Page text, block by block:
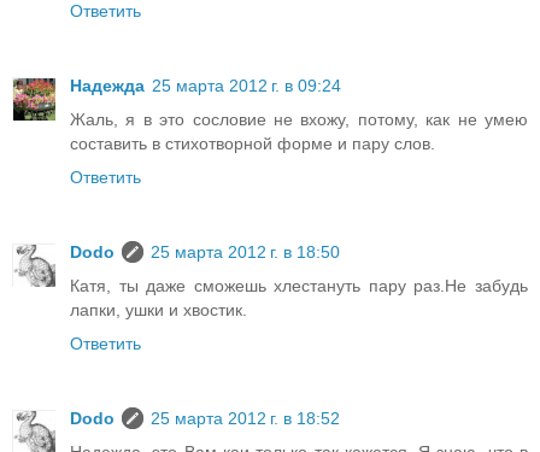
Ответить
Надежда 25 марта 2012 г. в 09:24
Жаль, я в это сословие не вхожу, потому, как не умею
составить в стихотворной форме и пару слов.
Ответить
Dodo
25 марта 2012 г. в 18:50
Катя, ты даже сможешь хлестануть пару раз.Не забудь
лапки, ушки и хвостик.
Ответить
Dodo
25 марта 2012 г. в 18:52